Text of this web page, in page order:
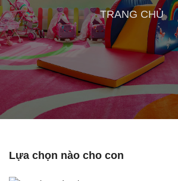
TRANG CHỦ
Lựa chọn nào cho con